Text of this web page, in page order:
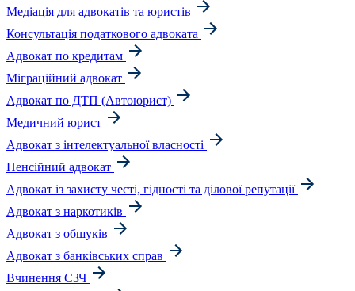
Медіація для адвокатів та юристів
Консультація податкового адвоката
Адвокат по кредитам
Міграційний адвокат
Адвокат по ДТП (Автоюрист)
Медичний юрист
Адвокат з інтелектуальної власності
Пенсійний адвокат
Адвокат із захисту честі, гідності та ділової репутації
Адвокат з наркотиків
Адвокат з обшуків
Адвокат з банківських справ
Вчинення СЗЧ